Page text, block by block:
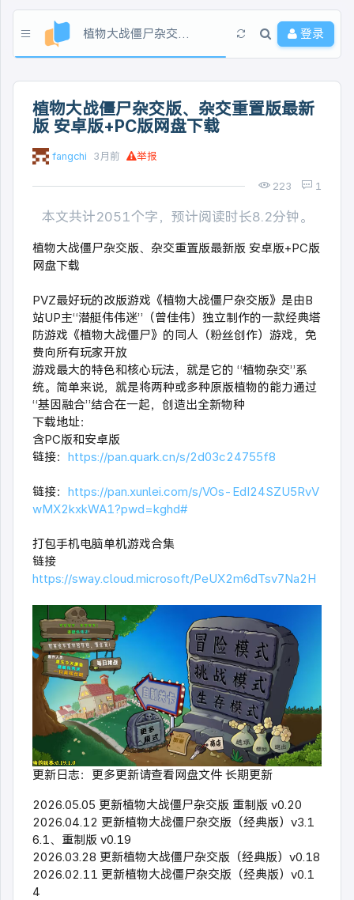
植物大战僵尸杂交版、杂交重置版最新版 安卓版+PC版网盘下载 登录
植物大战僵尸杂交版、杂交重置版最新
版 安卓版+PC版网盘下载
fangchi 3月前 举报
223 1
本文共计2051个字，预计阅读时长8.2分钟。
植物大战僵尸杂交版、杂交重置版最新版 安卓版+PC版
网盘下载
PVZ最好玩的改版游戏《植物大战僵尸杂交版》是由B
站UP主“潜艇伟伟迷”（曾佳伟）独立制作的一款经典塔
防游戏《植物大战僵尸》的同人（粉丝创作）游戏，免
费向所有玩家开放
游戏最大的特色和核心玩法，就是它的 “植物杂交”系
统。简单来说，就是将两种或多种原版植物的能力通过
“基因融合”结合在一起，创造出全新物种
下载地址：
含PC版和安卓版
链接： https://pan.quark.cn/s/2d03c24755f8
链接： https://pan.xunlei.com/s/VOs-EdI24SZU5RvV
wMX2kxkWA1?pwd=kghd#
打包手机电脑单机游戏合集
链接
https://sway.cloud.microsoft/PeUX2m6dTsv7Na2H
更新日志：更多更新请查看网盘文件 长期更新
2026.05.05 更新植物大战僵尸杂交版 重制版 v0.20
2026.04.12 更新植物大战僵尸杂交版（经典版）v3.1
6.1、重制版 v0.19
2026.03.28 更新植物大战僵尸杂交版（经典版）v0.18
2026.02.11 更新植物大战僵尸杂交版（经典版）v0.1
4